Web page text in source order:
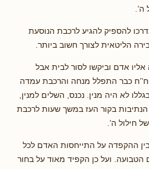
להספיק להגיע לרכבת הנוסעת
הליטאית לצורך חשוב ביותר.
אדם וביקשו לסור לבית אבל
כבר התפלל מנחה והרכבת עמדה
לא היה מנין. נכנס, השלים למנין,
בקור העז במשך שעות לרכבת
חילול ה’.
ההקפדה על התייחסות האדם לכל
ועל כן הקפיד מאוד על בחור